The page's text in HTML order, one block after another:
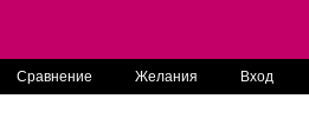
Сравнение Желания Вход